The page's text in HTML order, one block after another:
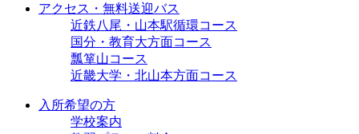
アクセス・無料送迎バス
近鉄八尾・山本駅循環コース
国分・教育大方面コース
瓢箪山コース
近畿大学・北山本方面コース
入所希望の方
学校案内